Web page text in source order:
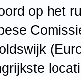
op het